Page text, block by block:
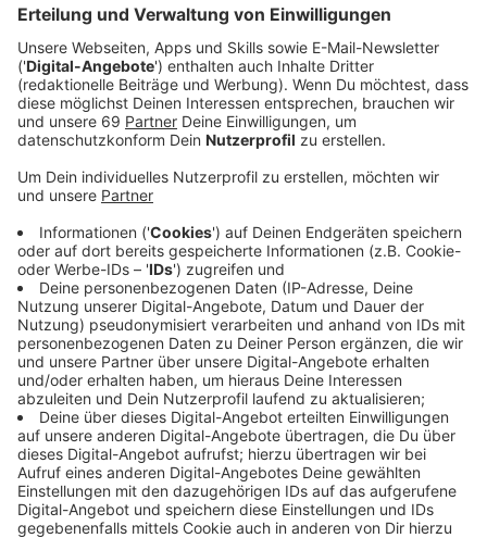
Anzeige
Der Tatverdächtige ist in der Justizvollzugsanstalt
Vergangenheit bereits wegen
Weil die Staatsanwaltschaft nicht nur von einem
dringenden Tatverdacht ausgeht, sondern auch von
Flucht- und Wiederholungsgefahr, wird der 20-Jährige
wohl auch nicht so bald aus der Untersuchungshaft
entlassen.
Anzeige
Der 20-Jährige soll am Rande des Christopher-Street-
Day in Münster den 25 Jahre alten Malte angegriffen
haben.Der trans Mann war am Freitag seinen